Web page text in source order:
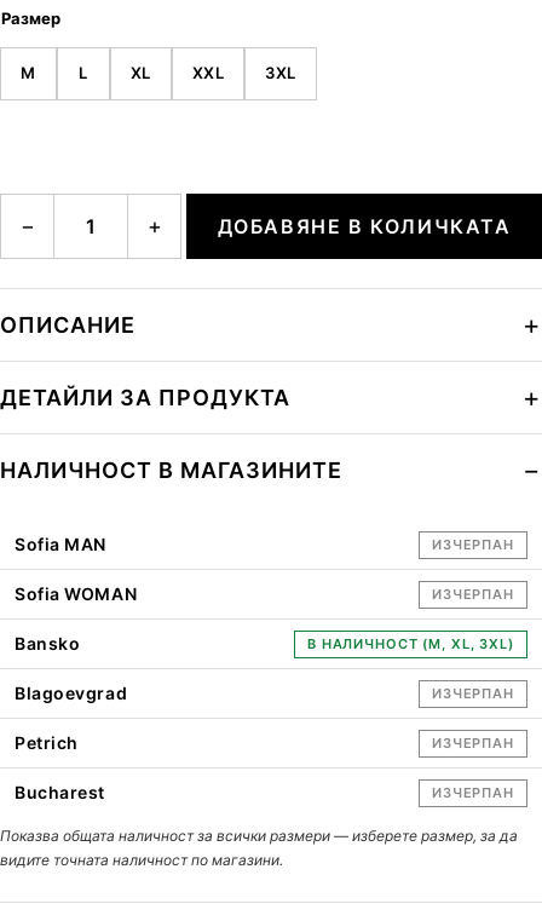
Размер
M L XL XXL 3XL
− + ДОБАВЯНЕ В КОЛИЧКАТА
ОПИСАНИЕ
ДЕТАЙЛИ ЗА ПРОДУКТА
НАЛИЧНОСТ В МАГАЗИНИТЕ
Sofia MAN ИЗЧЕРПАН
Sofia WOMAN ИЗЧЕРПАН
Bansko В НАЛИЧНОСТ (M, XL, 3XL)
Blagoevgrad ИЗЧЕРПАН
Petrich ИЗЧЕРПАН
Bucharest ИЗЧЕРПАН
Показва общата наличност за всички размери — изберете размер, за да
видите точната наличност по магазини.